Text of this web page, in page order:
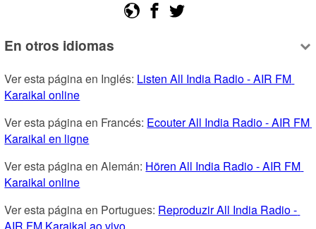
En otros idiomas
Ver esta página en Inglés: Listen All India Radio - AIR FM
Karaikal online
Ver esta página en Francés: Ecouter All India Radio - AIR FM
Karaikal en ligne
Ver esta página en Alemán: Hören All India Radio - AIR FM
Karaikal online
Ver esta página en Portugues: Reproduzir All India Radio -
AIR FM Karaikal ao vivo